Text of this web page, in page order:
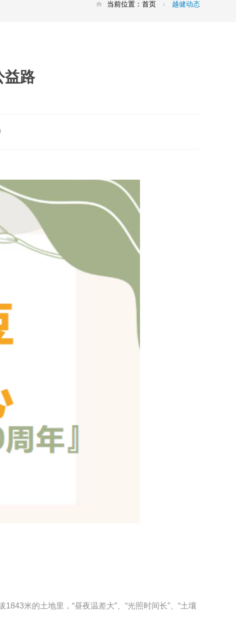
当前位置： 首页 越健动态
益路
米的土地里，“昼夜温差大”、“光照时间长”、“土壤